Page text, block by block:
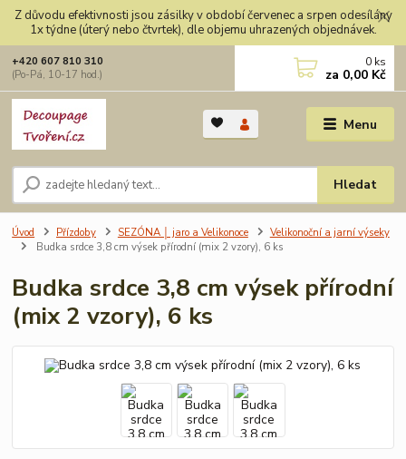
Z důvodu efektivnosti jsou zásilky v období červenec a srpen odesílány
1x týdne (úterý nebo čtvrtek), dle objemu uhrazených objednávek.
Menu
Hledat
+420 607 810 310
(Po-Pá, 10-17 hod.)
0 ks
za 0,00 Kč
Úvod Přízdoby SEZÓNA │ jaro a Velikonoce
Velikonoční a jarní výseky
Budka srdce 3,8 cm výsek přírodní (mix 2 vzory), 6 ks
Budka srdce 3,8 cm výsek přírodní
(mix 2 vzory), 6 ks